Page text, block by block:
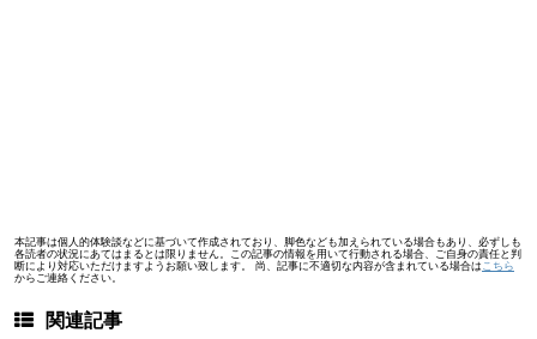
本記事は個人的体験談などに基づいて作成されており、脚色なども加えられている場合もあり、必ずしも
各読者の状況にあてはまるとは限りません。この記事の情報を用いて行動される場合、ご自身の責任と判
断により対応いただけますようお願い致します。 尚、記事に不適切な内容が含まれている場合は こちら
からご連絡ください。
関連記事